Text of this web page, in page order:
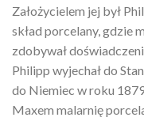
Założycielem jej był
skład porcelany, gdzie
zdobywał
Philipp wyjechał do
do Niemiec w roku
Maxem malarnię